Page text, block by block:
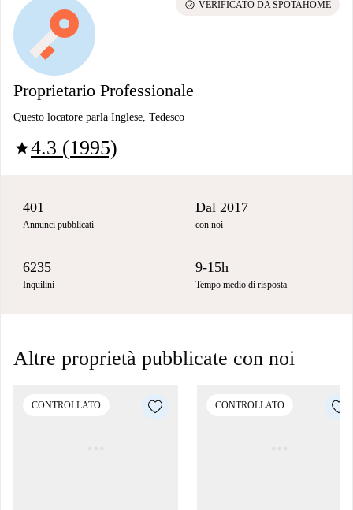
Proprietario Professionale
Questo locatore parla Inglese, Tedesco
star4.3 (1995)
check_circle VERIFICATO DA SPOTAHOME
401
Annunci pubblicati
Dal 2017
con noi
6235
Inquilini
9-15h
Tempo medio di risposta
Altre proprietà pubblicate con noi
CONTROLLATO CONTROLLATO